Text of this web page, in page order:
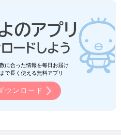
に合った情報を毎日お届け
で長く使える無料アプリ
ウンロード